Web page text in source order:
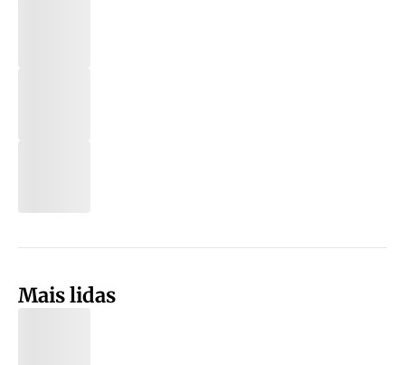
Mais lidas